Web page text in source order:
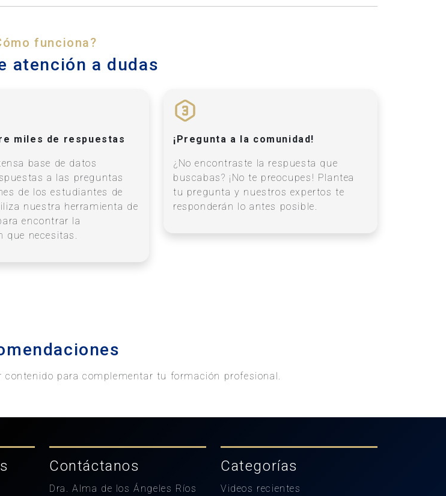
funciona?
atención a dudas
miles de respuestas
base de datos
a las preguntas
de los estudiantes de
nuestra herramienta de
encontrar la
que necesitas.
¡Pregunta a la comunidad!
¿No encontraste la respuesta que
buscabas? ¡No te preocupes! Plantea
tu pregunta y nuestros expertos te
responderán lo antes posible.
contenido para complementar tu formación profesional.
Contáctanos
Dra. Alma de los Ángeles Ríos
Categorías
Videos recientes